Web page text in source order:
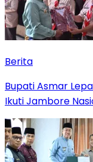
Berita
Bupati Asmar
Ikuti Jambore